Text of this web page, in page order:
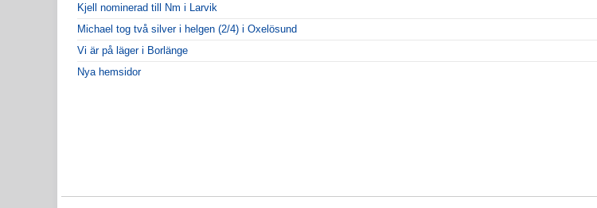
Kjell nominerad till Nm i Larvik
Michael tog två silver i helgen (2/4) i Oxelösund
Vi är på läger i Borlänge
Nya hemsidor